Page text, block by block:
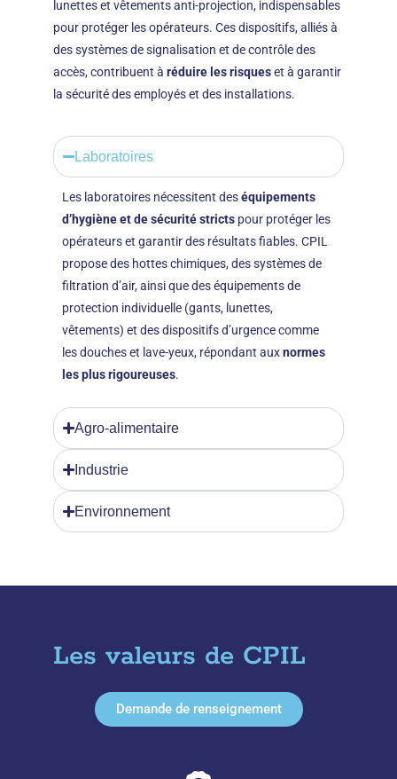
lunettes et vêtements anti-projection, indispensables
pour protéger les opérateurs. Ces dispositifs, alliés à
des systèmes de signalisation et de contrôle des
accès, contribuent à réduire les risqueset à garantir
la sécurité des employés et des installations.
Laboratoires
Les laboratoires nécessitent deséquipements
d’hygiène et de sécurité stricts pour protéger les
opérateurs et garantir des résultats fiables. CPIL
propose des hottes chimiques, des systèmes de
filtration d’air, ainsi que des équipements de
protection individuelle (gants, lunettes,
vêtements) et des dispositifs d’urgence comme
les douches et lave-yeux, répondant auxnormes
les plus rigoureuses.
Agro-alimentaire
Industrie
Environnement
Les valeurs de CPIL
Demande de renseignement